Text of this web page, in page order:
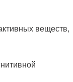
веществ,